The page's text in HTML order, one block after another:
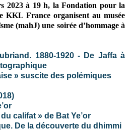
2023 à 19 h, la Fondation pour la
KKL France organisent au musée
(mahJ) une soirée d’hommage à
1880-1920 - De Jaffa à
» suscite des polémiques
califat » de Bat Ye’or
De la découverte du dhimmi